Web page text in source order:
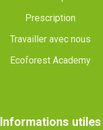
Prescription
Travailler avec nous
Ecoforest Academy
Informations utiles